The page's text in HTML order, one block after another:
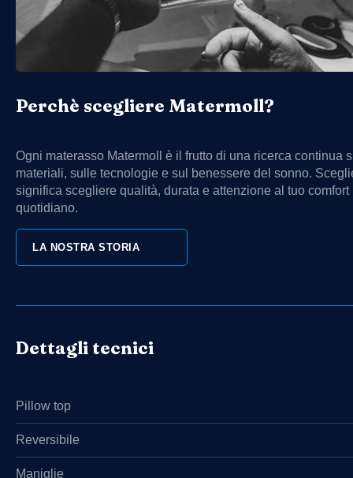
Perchè scegliere Matermoll?
Ogni materasso Matermoll è il frutto di una ricerca continua
materiali, sulle tecnologie e sul benessere del sonno.
significa scegliere qualità, durata e attenzione al tuo comfort
quotidiano.
LA NOSTRA STORIA
Dettagli tecnici
Pillow top
Reversibile
Maniglie